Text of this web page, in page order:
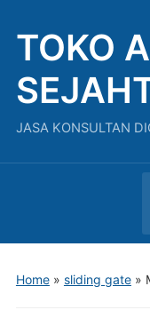
TOKO
JASA KONSULTAN
Home» sliding gate»